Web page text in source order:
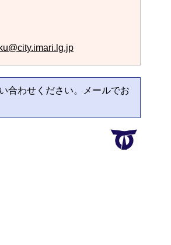
合わせください。メールでお